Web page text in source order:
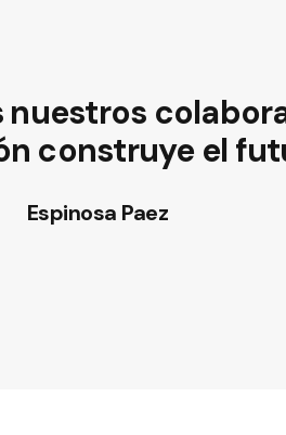
precisa y
Espinosa Paez